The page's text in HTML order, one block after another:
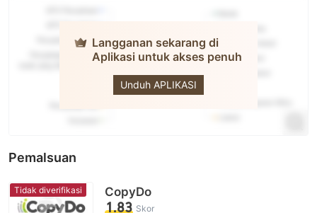
Langganan sekarang di
Aplikasi untuk akses penuh
Unduh APLIKASI
EXELCIUS
Pemalsuan
Tidak diverifikasi CopyDo
1.83 Skor